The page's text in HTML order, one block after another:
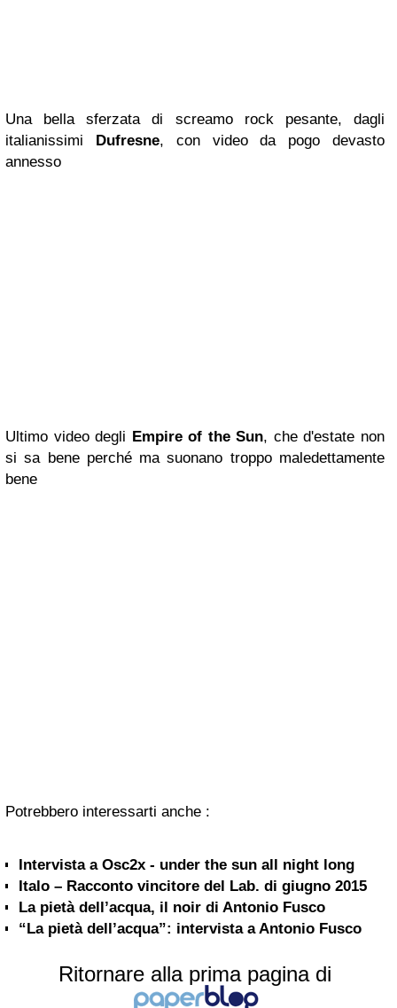
Una bella sferzata di screamo rock pesante, dagli
italianissimi Dufresne, con video da pogo devasto
annesso
Ultimo video degli Empire of the Sun, che d'estate non
si sa bene perché ma suonano troppo maledettamente
bene
Potrebbero interessarti anche :
Intervista a Osc2x - under the sun all night long
Italo – Racconto vincitore del Lab. di giugno 2015
La pietà dell’acqua, il noir di Antonio Fusco
“La pietà dell’acqua”: intervista a Antonio Fusco
Ritornare alla prima pagina di